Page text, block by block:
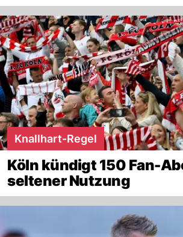
Knallhart-Regel
Köln kündigt 150 Fan-
seltener Nutzung